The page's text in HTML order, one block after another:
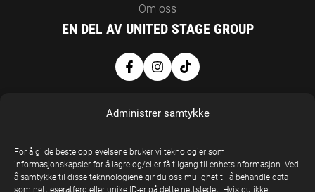
Administrer samtykke
For å gi de beste opplevelsene bruker vi teknologier som
informasjonskapsler for å lagre og/eller få tilgang til enhetsinformasjon. Ved
å samtykke til disse teknnologiene gir du oss mulighet til å behandle data
som nettleseratferd eller unike ID-er på dette nettstedet. Hvis du ikke
Om oss
EN DEL AV UNITED STAGE GROUP
United Stage